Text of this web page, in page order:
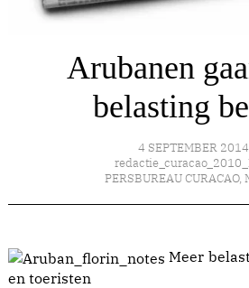
Arubanen
belasting
4 SEPTEMBER 2014
PERSBUREAU CURACAO,
Meer
en toeristen